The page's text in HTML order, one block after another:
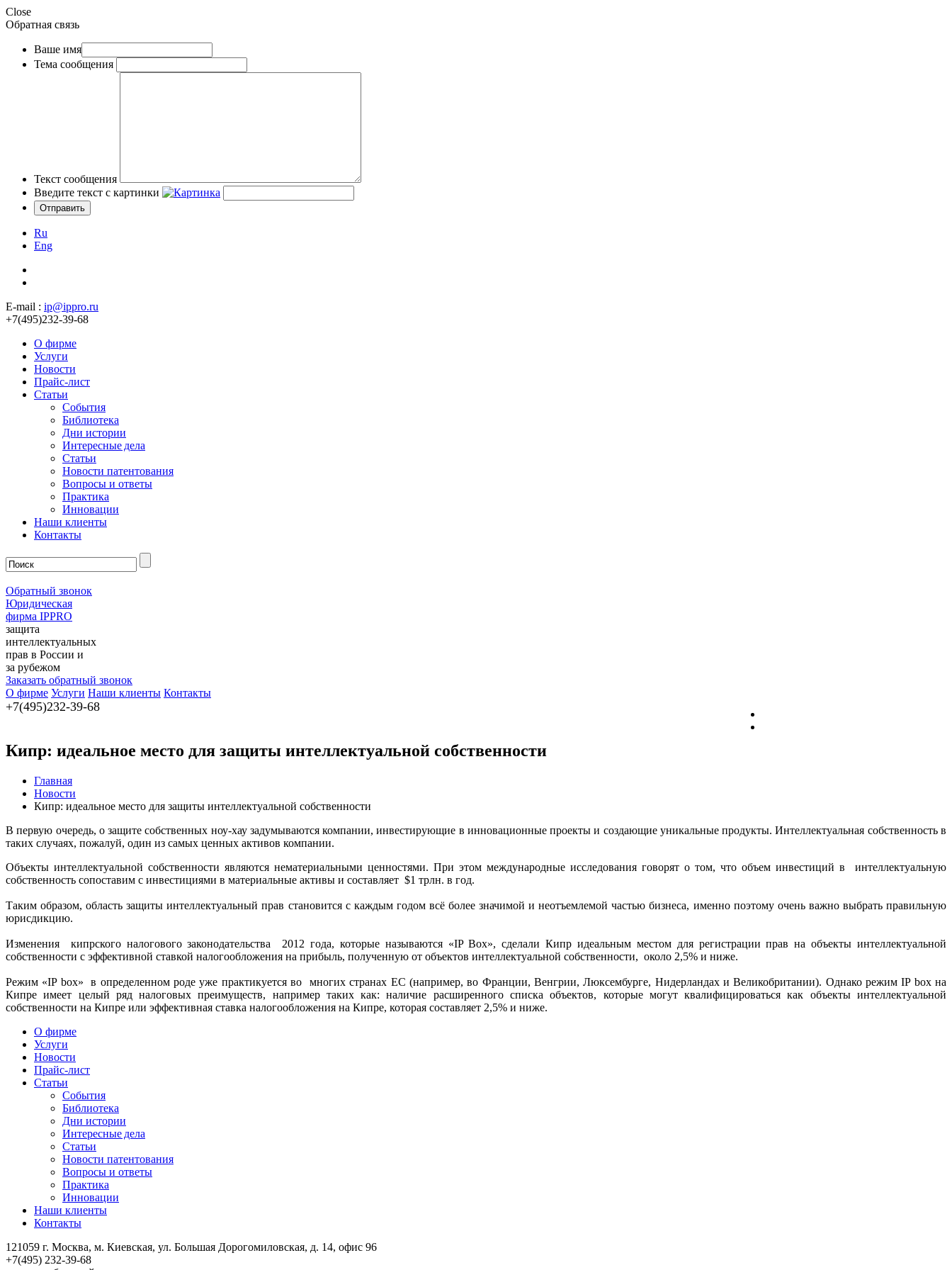
Close
Обратная связь
Ваше имя
Тема сообщения
Текст сообщения
Введите текст с картинки
Ru
Eng
E-mail : ip@ippro.ru
+7(495)232-39-68
О фирме
Услуги
Новости
Прайс-лист
Статьи
События
Библиотека
Дни истории
Интересные дела
Статьи
Новости патентования
Вопросы и ответы
Практика
Инновации
Наши клиенты
Контакты
Обратный звонок
Юридическая
фирма IPPRO
защита
интеллектуальных
прав в России и
за рубежом
Заказать обратный звонок
О фирме Услуги Наши клиенты Контакты
+7(495)232-39-68
Кипр: идеальное место для защиты интеллектуальной собственности
Главная
Новости
Кипр: идеальное место для защиты интеллектуальной собственности
В первую очередь, о защите собственных ноу-хау задумываются компании, инвестирующие в инновационные проекты и создающие уникальные продукты. Интеллектуальная собственность в
таких случаях, пожалуй, один из самых ценных активов компании.
Объекты интеллектуальной собственности являются нематериальными ценностями. При этом международные исследования говорят о том, что объем инвестиций в интеллектуальную
собственность сопоставим с инвестициями в материальные активы и составляет $1 трлн. в год.
Таким образом, область защиты интеллектуальный прав становится с каждым годом всё более значимой и неотъемлемой частью бизнеса, именно поэтому очень важно выбрать правильную
юрисдикцию.
Изменения кипрского налогового законодательства 2012 года, которые называются «IP Box», сделали Кипр идеальным местом для регистрации прав на объекты интеллектуальной
собственности с эффективной ставкой налогообложения на прибыль, полученную от объектов интеллектуальной собственности, около 2,5% и ниже.
Режим «IP box» в определенном роде уже практикуется во многих странах ЕС (например, во Франции, Венгрии, Люксембурге, Нидерландах и Великобритании). Однако режим IP box на
Кипре имеет целый ряд налоговых преимуществ, например таких как: наличие расширенного списка объектов, которые могут квалифицироваться как объекты интеллектуальной
собственности на Кипре или эффективная ставка налогообложения на Кипре, которая составляет 2,5% и ниже.
О фирме
Услуги
Новости
Прайс-лист
Статьи
События
Библиотека
Дни истории
Интересные дела
Статьи
Новости патентования
Вопросы и ответы
Практика
Инновации
Наши клиенты
Контакты
121059 г. Москва, м. Киевская, ул. Большая Дорогомиловская, д. 14, офис 96
+7(495) 232-39-68